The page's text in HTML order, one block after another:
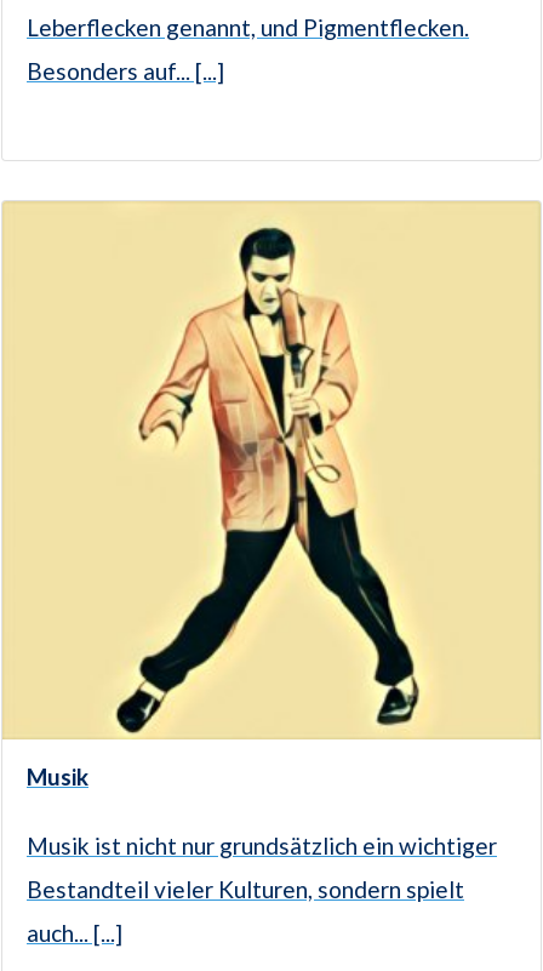
Leberflecken genannt, und Pigmentflecken.
Besonders auf... [...]
Musik
Musik ist nicht nur grundsätzlich ein wichtiger
Bestandteil vieler Kulturen, sondern spielt
auch... [...]